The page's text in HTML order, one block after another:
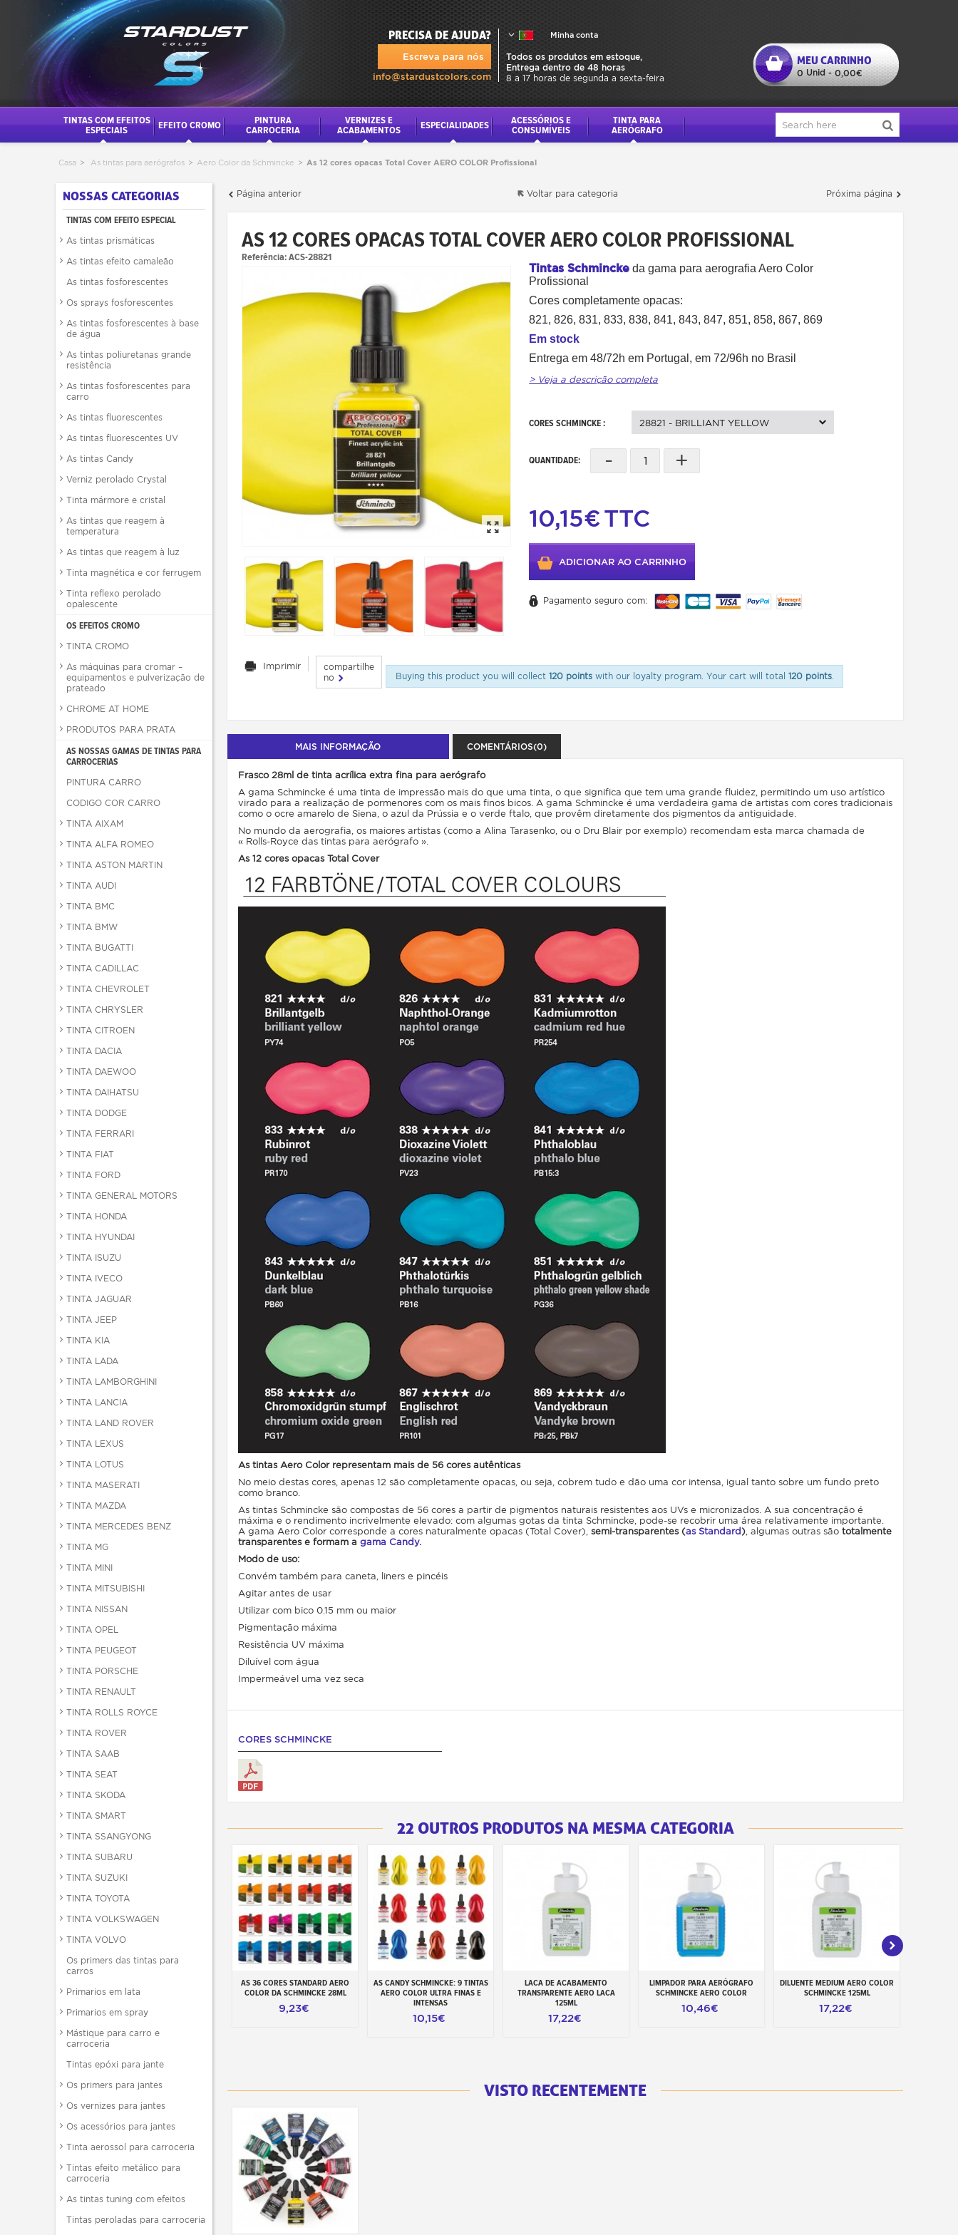
MEU CARRINHO
0 Unid - 0,00€
PRECISA DE AJUDA?
Escreva para nós
info@stardustcolors.com
Minha conta
Todos os produtos em estoque,
Entrega dentro de 48 horas
8 a 17 horas de segunda a sexta-feira
TINTAS COM EFEITOS
ESPECIAIS
EFEITO CROMO
PINTURA
CARROCERIA
VERNIZES E
ACABAMENTOS
ESPECIALIDADES
ACESSÓRIOS E
CONSUMÍVEIS
TINTA PARA
AERÓGRAFO
Casa > As tintas para aerógrafos > Aero Color da Schmincke > As 12 cores opacas Total Cover AERO COLOR Profissional
NOSSAS CATEGORIAS
TINTAS COM EFEITO ESPECIAL
As tintas prismáticas
As tintas efeito camaleão
As tintas fosforescentes
Os sprays fosforescentes
As tintas fosforescentes à base
de água
As tintas poliuretanas grande
resistência
As tintas fosforescentes para
carro
As tintas fluorescentes
As tintas fluorescentes UV
As tintas Candy
Verniz perolado Crystal
Tinta mármore e cristal
As tintas que reagem à
temperatura
As tintas que reagem à luz
Tinta magnética e cor ferrugem
Tinta reflexo perolado
opalescente
OS EFEITOS CROMO
TINTA CROMO
As máquinas para cromar –
equipamentos e pulverização de
prateado
CHROME AT HOME
PRODUTOS PARA PRATA
AS NOSSAS GAMAS DE TINTAS PARA
CARROCERIAS
PINTURA CARRO
CODIGO COR CARRO
TINTA AIXAM
TINTA ALFA ROMEO
TINTA ASTON MARTIN
TINTA AUDI
TINTA BMC
TINTA BMW
TINTA BUGATTI
TINTA CADILLAC
TINTA CHEVROLET
TINTA CHRYSLER
TINTA CITROEN
TINTA DACIA
TINTA DAEWOO
TINTA DAIHATSU
TINTA DODGE
TINTA FERRARI
TINTA FIAT
TINTA FORD
TINTA GENERAL MOTORS
TINTA HONDA
TINTA HYUNDAI
TINTA ISUZU
TINTA IVECO
TINTA JAGUAR
TINTA JEEP
TINTA KIA
TINTA LADA
TINTA LAMBORGHINI
TINTA LANCIA
TINTA LAND ROVER
TINTA LEXUS
TINTA LOTUS
TINTA MASERATI
TINTA MAZDA
TINTA MERCEDES BENZ
TINTA MG
TINTA MINI
TINTA MITSUBISHI
TINTA NISSAN
TINTA OPEL
TINTA PEUGEOT
TINTA PORSCHE
TINTA RENAULT
TINTA ROLLS ROYCE
TINTA ROVER
TINTA SAAB
TINTA SEAT
TINTA SKODA
TINTA SMART
TINTA SSANGYONG
TINTA SUBARU
TINTA SUZUKI
TINTA TOYOTA
TINTA VOLKSWAGEN
TINTA VOLVO
Os primers das tintas para
carros
Primarios em lata
Primarios em spray
Mástique para carro e
carroceria
Tintas epóxi para jante
Os primers para jantes
Os vernizes para jantes
Os acessórios para jantes
Tinta aerossol para carroceria
Tintas efeito metálico para
carroceria
As tintas tuning com efeitos
Tintas peroladas para carroceria
Página anterior Próxima página
Voltar para categoria
AS 12 CORES OPACAS TOTAL COVER AERO COLOR PROFISSIONAL
Referência:ACS-28821
Tintas Schmincke da gama para aerografia Aero Color
Profissional
Cores completamente opacas:
821, 826, 831, 833, 838, 841, 843, 847, 851, 858, 867, 869
Em stock
Entrega em 48/72h em Portugal, em 72/96h no Brasil
> Veja a descrição completa
CORES SCHMINCKE : 28821 - BRILLIANT YELLOW
QUANTIDADE: - +
10,15€TTC
ADICIONAR AO CARRINHO
Pagamento seguro com:
Imprimir
compartilhe
no
Buying this product you will collect 120 pointswith our loyalty program. Your cart will total 120 points.
MAIS INFORMAÇÃO COMENTÁRIOS(0)
Frasco 28ml de tinta acrílica extra fina para aerógrafo
A gama Schmincke é uma tinta de impressão mais do que uma tinta, o que significa que tem uma grande fluidez, permitindo um uso artístico
virado para a realização de pormenores com os mais finos bicos. A gama Schmincke é uma verdadeira gama de artistas com cores tradicionais
como o ocre amarelo de Siena, o azul da Prússia e o verde ftalo, que provêm diretamente dos pigmentos da antiguidade.
No mundo da aerografia, os maiores artistas (como a Alina Tarasenko, ou o Dru Blair por exemplo) recomendam esta marca chamada de
« Rolls-Royce das tintas para aerógrafo ».
As 12 cores opacas Total Cover
As tintas Aero Color representam mais de 56 cores autênticas
No meio destas cores, apenas 12 são completamente opacas, ou seja, cobrem tudo e dão uma cor intensa, igual tanto sobre um fundo preto
como branco.
As tintas Schmincke são compostas de 56 cores a partir de pigmentos naturais resistentes aos UVs e micronizados. A sua concentração é
máxima e o rendimento incrivelmente elevado: com algumas gotas da tinta Schmincke, pode-se recobrir uma área relativamente importante.
A gama Aero Color corresponde a cores naturalmente opacas (Total Cover), semi-transparentes (as Standard) , algumas outras são totalmente
transparentes e formam a gama Candy.
Modo de uso:
Convém também para caneta, liners e pincéis
Agitar antes de usar
Utilizar com bico 0.15 mm ou maior
Pigmentação máxima
Resistência UV máxima
Diluível com água
Impermeável uma vez seca
CORES SCHMINCKE
22 OUTROS PRODUTOS NA MESMA CATEGORIA
Adicionar ao carrinho
AS 36 CORES STANDARD AERO
COLOR DA SCHMINCKE 28ML
9,23€
Adicionar ao carrinho
AS CANDY SCHMINCKE: 9 TINTAS
AERO COLOR ULTRA FINAS E
INTENSAS
10,15€
Adicionar ao carrinho
LACA DE ACABAMENTO
TRANSPARENTE AERO LACA
125ML
17,22€
Adicionar ao carrinho
LIMPADOR PARA AERÓGRAFO
SCHMINCKE AERO COLOR
10,46€
Adicionar ao carrinho
DILUENTE MEDIUM AERO COLOR
SCHMINCKE 125ML
17,22€
VISTO RECENTEMENTE